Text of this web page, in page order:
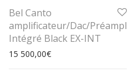
Bel Canto
amplificateur/Dac/Préampli
Intégré Black EX-INT
15 500,00€